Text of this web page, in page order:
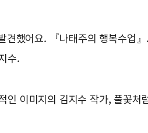
했어요. 『나태주의 행복수업
수.
이미지의 김지수 작가, 풀꽃처